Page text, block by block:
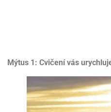
Mýtus 1: Cvičení vás